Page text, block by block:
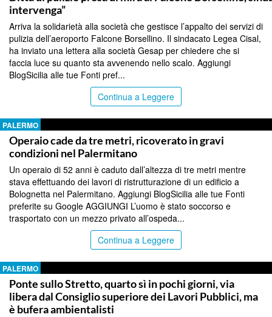
intervenga”
Arriva la solidarietà alla società che gestisce l’appalto dei servizi di
pulizia dell’aeroporto Falcone Borsellino. Il sindacato Legea Cisal,
ha inviato una lettera alla società Gesap per chiedere che si
faccia luce su quanto sta avvenendo nello scalo. Aggiungi
BlogSicilia alle tue Fonti pref...
Continua a Leggere
PALERMO
Operaio cade da tre metri, ricoverato in gravi
condizioni nel Palermitano
Un operaio di 52 anni è caduto dall’altezza di tre metri mentre
stava effettuando dei lavori di ristrutturazione di un edificio a
Bolognetta nel Palermitano. Aggiungi BlogSicilia alle tue Fonti
preferite su Google AGGIUNGI L’uomo è stato soccorso e
trasportato con un mezzo privato all’ospeda...
Continua a Leggere
PALERMO
Ponte sullo Stretto, quarto sì in pochi giorni, via
libera dal Consiglio superiore dei Lavori Pubblici, ma
è bufera ambientalisti